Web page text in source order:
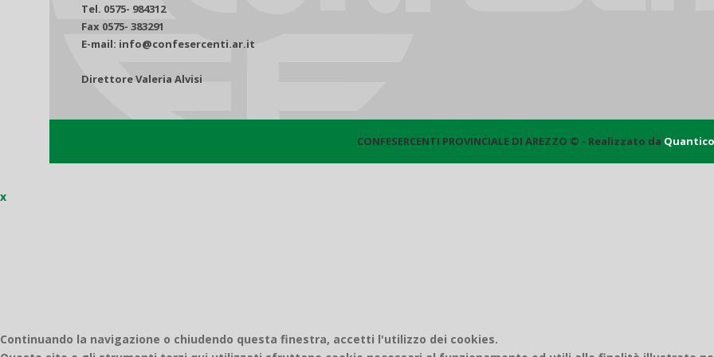
Tel. 0575- 984312
Fax 0575- 383291
E-mail: info@confesercenti.ar.it
Direttore Valeria Alvisi
CONFESERCENTI PROVINCIALE DI AREZZO © - Realizzato da Quantico
x
Continuando la navigazione o chiudendo questa finestra, accetti l'utilizzo dei cookies.